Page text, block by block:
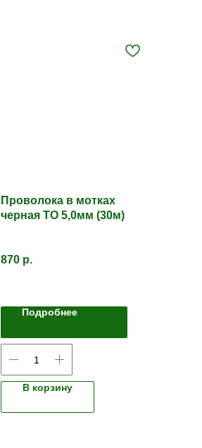
Проволока в мотках
черная ТО 5,0мм (30м)
870 р.
Подробнее
В корзину